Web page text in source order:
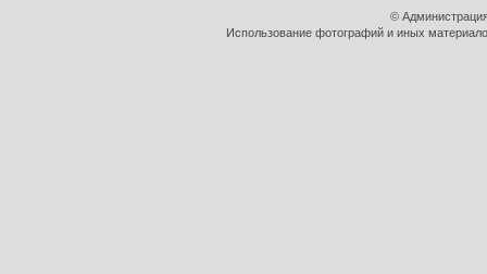
©
Использование фотографий и иных